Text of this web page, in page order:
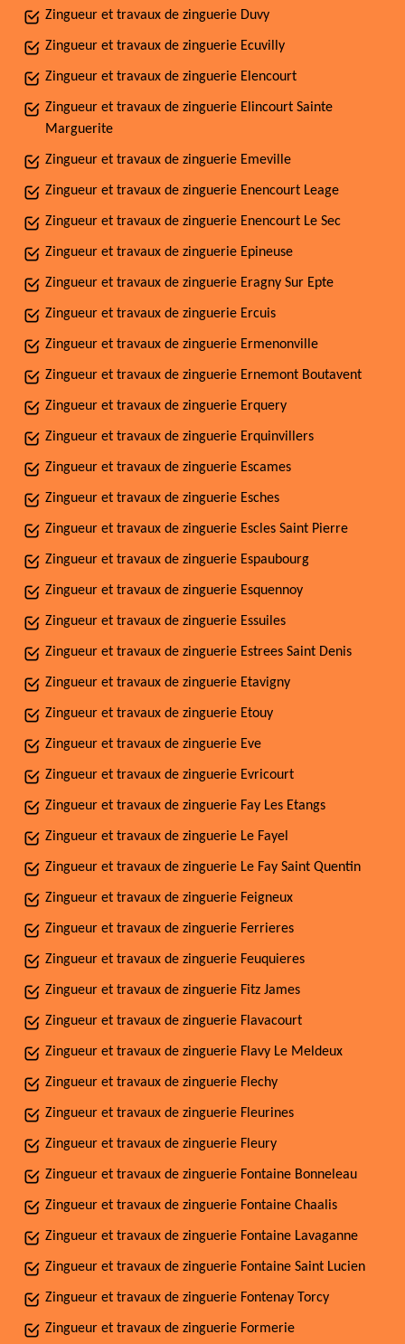
Zingueur et travaux de zinguerie Duvy
Zingueur et travaux de zinguerie Ecuvilly
Zingueur et travaux de zinguerie Elencourt
Zingueur et travaux de zinguerie Elincourt Sainte
Marguerite
Zingueur et travaux de zinguerie Emeville
Zingueur et travaux de zinguerie Enencourt Leage
Zingueur et travaux de zinguerie Enencourt Le Sec
Zingueur et travaux de zinguerie Epineuse
Zingueur et travaux de zinguerie Eragny Sur Epte
Zingueur et travaux de zinguerie Ercuis
Zingueur et travaux de zinguerie Ermenonville
Zingueur et travaux de zinguerie Ernemont Boutavent
Zingueur et travaux de zinguerie Erquery
Zingueur et travaux de zinguerie Erquinvillers
Zingueur et travaux de zinguerie Escames
Zingueur et travaux de zinguerie Esches
Zingueur et travaux de zinguerie Escles Saint Pierre
Zingueur et travaux de zinguerie Espaubourg
Zingueur et travaux de zinguerie Esquennoy
Zingueur et travaux de zinguerie Essuiles
Zingueur et travaux de zinguerie Estrees Saint Denis
Zingueur et travaux de zinguerie Etavigny
Zingueur et travaux de zinguerie Etouy
Zingueur et travaux de zinguerie Eve
Zingueur et travaux de zinguerie Evricourt
Zingueur et travaux de zinguerie Fay Les Etangs
Zingueur et travaux de zinguerie Le Fayel
Zingueur et travaux de zinguerie Le Fay Saint Quentin
Zingueur et travaux de zinguerie Feigneux
Zingueur et travaux de zinguerie Ferrieres
Zingueur et travaux de zinguerie Feuquieres
Zingueur et travaux de zinguerie Fitz James
Zingueur et travaux de zinguerie Flavacourt
Zingueur et travaux de zinguerie Flavy Le Meldeux
Zingueur et travaux de zinguerie Flechy
Zingueur et travaux de zinguerie Fleurines
Zingueur et travaux de zinguerie Fleury
Zingueur et travaux de zinguerie Fontaine Bonneleau
Zingueur et travaux de zinguerie Fontaine Chaalis
Zingueur et travaux de zinguerie Fontaine Lavaganne
Zingueur et travaux de zinguerie Fontaine Saint Lucien
Zingueur et travaux de zinguerie Fontenay Torcy
Zingueur et travaux de zinguerie Formerie